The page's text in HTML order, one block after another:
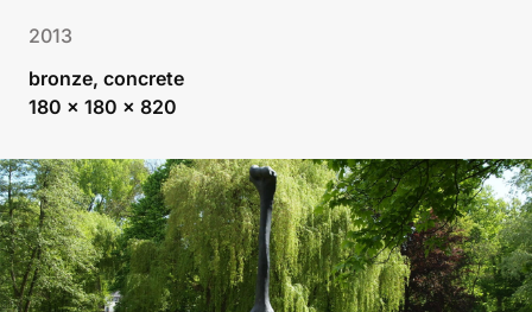
2013
bronze, concrete
180 x 180 x 820